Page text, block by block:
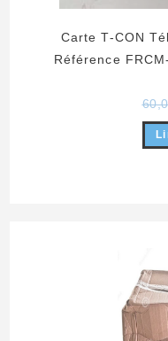
Carte T-CON
Référence